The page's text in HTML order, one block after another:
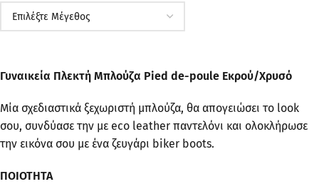
Γυναικεία Πλεκτή Μπλούζα Pied de-poule Εκρού/Χρυσό
Μία σχεδιαστικά ξεχωριστή μπλούζα, θα απογειώσει το look
σου, συνδύασε την με eco leather παντελόνι και ολοκλήρωσε
την εικόνα σου με ένα ζευγάρι biker boots.
ΠΟΙΟΤΗΤΑ